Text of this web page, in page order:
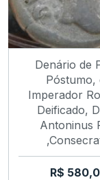
Denário de
Póstumo,
Imperador
Deificado,
Antoninus
R$